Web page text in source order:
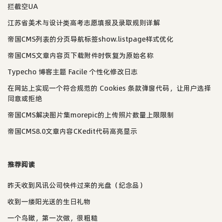
拦截空UA
江苏省美术与设计类高考志愿填报及录取规则详解
帝国CMS列表的分页导航标签show.listpage样式优化
帝国CMS文章内容页下载附件时恢复为原始名称
Typecho 博客主题 Facile 个性化修改日志
在网站上实现一个符合规范的 Cookies 条款弹窗代码，让用户选择
同意或拒绝
帝国CMS解决图片集morepic的上传照片数量上限限制
帝国CMS8.0文章内容CKedit代码高亮显示
推荐阅读
昨天收到风讯公司快件过来的光盘（纪念品）
收到一缕阳光送的生日礼物
一个鸟瞰，第一次做，很粗糙